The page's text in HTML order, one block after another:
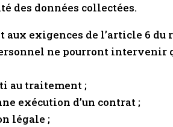
des données collectées.
exigences de l’article 6 du
ne pourront intervenir
au traitement ;
exécution d’un contrat ;
légale ;